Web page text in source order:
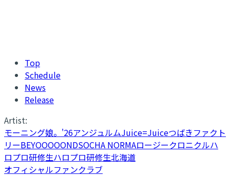
Top
Schedule
News
Release
Artist:
モーニング娘。'26アンジュルムJuice=Juiceつばきファクト
リーBEYOOOOONDSOCHA NORMAロージークロニクルハ
ロプロ研修生ハロプロ研修生北海道
オフィシャルファンクラブ